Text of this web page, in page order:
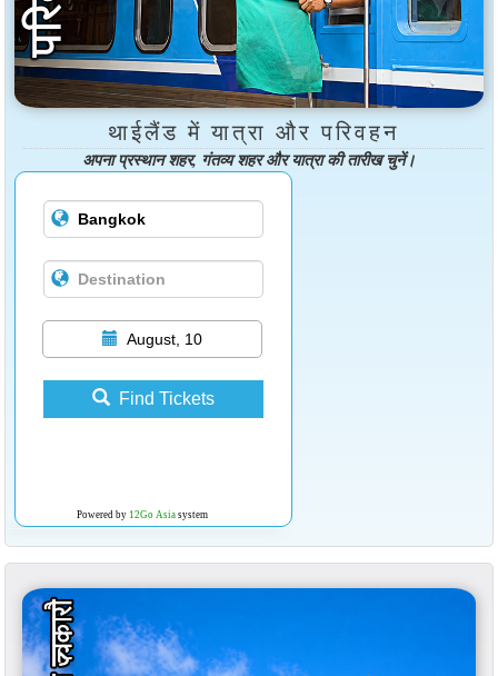
थाईलैंड में यात्रा और परिवहन
अपना प्रस्थान शहर, गंतव्य शहर और यात्रा की तारीख चुनें।
August, 10
Find Tickets
Powered by 12Go Asiasystem